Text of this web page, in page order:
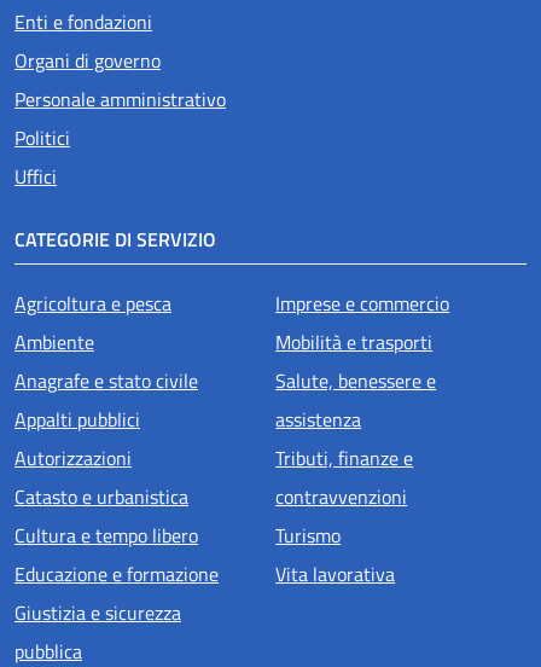
Enti e fondazioni
Organi di governo
Personale amministrativo
Politici
Uffici
CATEGORIE DI SERVIZIO
Agricoltura e pesca
Ambiente
Anagrafe e stato civile
Appalti pubblici
Autorizzazioni
Catasto e urbanistica
Cultura e tempo libero
Educazione e formazione
Giustizia e sicurezza
pubblica
Imprese e commercio
Mobilità e trasporti
Salute, benessere e
assistenza
Tributi, finanze e
contravvenzioni
Turismo
Vita lavorativa